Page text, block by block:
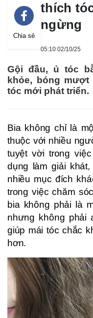
Chia sẻ
thích
ngừng
05:10 02/10/25
Gội đầu, ủ tóc
khỏe, bóng
tóc mới phát triển.
Bia không chỉ là
thuộc với nhiều
tuyệt vời trong
dụng làm giải
nhiều mục đích
trong việc chăm
bia không phải là
nhưng không phải
giúp mái tóc chắc
hơn.